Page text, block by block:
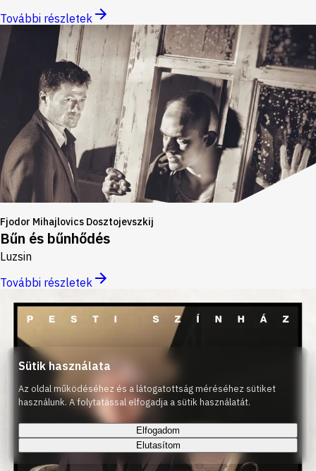
További részletek
Fjodor Mihajlovics Dosztojevszkij
Bűn és bűnhődés
Luzsin
További részletek
Sütik használata
Az oldal működéséhez és a látogatottság méréséhez sütiket
használunk. A folytatással elfogadja a sütik használatát.
Elfogadom
Elutasítom